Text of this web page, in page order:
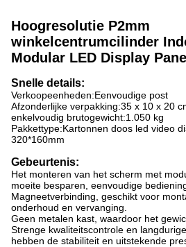
Hoogresolutie P2mm
winkelcentrumcilinder
Modular LED Display
Snelle details:
Verkoopeenheden:Eenvoudige post
Afzonderlijke verpakking:35 x 10 x 20
enkelvoudig brutogewicht:1.050 kg
Pakkettype:Kartonnen doos led video
320*160mm
Gebeurtenis:
Het monteren van het scherm met
moeite besparen, eenvoudige
Magneetverbinding, geschikt voor
onderhoud en vervanging.
Geen metalen kast, waardoor het
Strenge kwaliteitscontrole en
hebben de stabiliteit en uitstekende